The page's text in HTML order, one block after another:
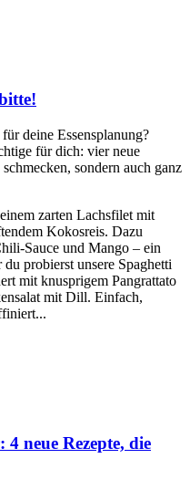
deine Essensplanung?
für dich: vier neue
sondern auch ganz
zarten Lachsfilet mit
Kokosreis. Dazu
Sauce und Mango – ein
probierst unsere Spaghetti
mit knusprigem Pangrattato
mit Dill. Einfach,
neue Rezepte, die